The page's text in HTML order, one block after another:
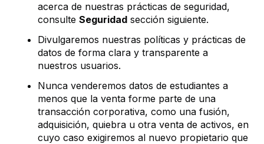
acerca de nuestras prácticas de seguridad,
consulte Seguridad sección siguiente.
Divulgaremos nuestras políticas y prácticas de
datos de forma clara y transparente a
nuestros usuarios.
Nunca venderemos datos de estudiantes a
menos que la venta forme parte de una
transacción corporativa, como una fusión,
adquisición, quiebra u otra venta de activos, en
cuyo caso exigiremos al nuevo propietario que